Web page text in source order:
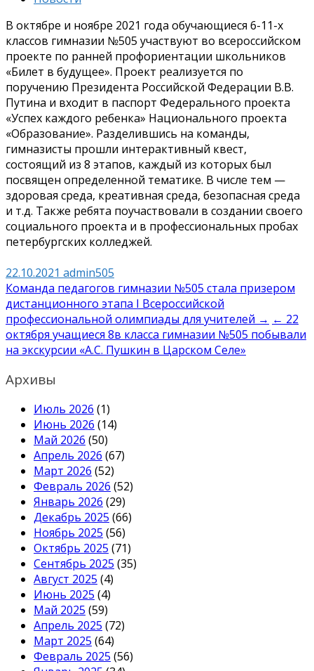
В октябре и ноябре 2021 года обучающиеся 6-11-х
классов гимназии №505 участвуют во всероссийском
проекте по ранней профориентации школьников
«Билет в будущее». Проект реализуется по
поручению Президента Российской Федерации В.В.
Путина и входит в паспорт Федерального проекта
«Успех каждого ребенка» Национального проекта
«Образование». Разделившись на команды,
гимназисты прошли интерактивный квест,
состоящий из 8 этапов, каждый из которых был
посвящен определенной тематике. В числе тем —
здоровая среда, креативная среда, безопасная среда
и т.д. Также ребята поучаствовали в создании своего
социального проекта и в профессиональных пробах
петербургских колледжей.
22.10.2021 admin505
Навигация
по
записям
Команда педагогов гимназии №505 стала призером
дистанционного этапа I Всероссийской
профессиональной олимпиады для учителей → ← 22
октября учащиеся 8в класса гимназии №505 побывали
на экскурсии «А.С. Пушкин в Царском Селе»
Архивы
Июль 2026 (1)
Июнь 2026 (14)
Май 2026 (50)
Апрель 2026 (67)
Март 2026 (52)
Февраль 2026 (52)
Январь 2026 (29)
Декабрь 2025 (66)
Ноябрь 2025 (56)
Октябрь 2025 (71)
Сентябрь 2025 (35)
Август 2025 (4)
Июнь 2025 (4)
Май 2025 (59)
Апрель 2025 (72)
Март 2025 (64)
Февраль 2025 (56)